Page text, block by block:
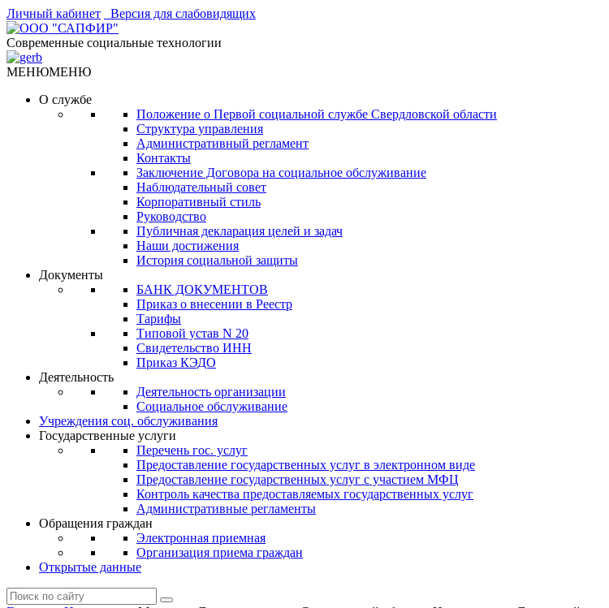
Личный кабинет Версия для слабовидящих
Современные социальные технологии
МЕНЮМЕНЮ
О службе
Положение о Первой социальной службе Свердловской области
Структура управления
Административный регламент
Контакты
Заключение Договора на социальное обслуживание
Наблюдательный совет
Корпоративный стиль
Руководство
Публичная декларация целей и задач
Наши достижения
История социальной защиты
Документы
БАНК ДОКУМЕНТОВ
Приказ о внесении в Реестр
Тарифы
Типовой устав N 20
Свидетельство ИНН
Приказ КЭДО
Деятельность
Деятельность организации
Социальное обслуживание
Учреждения соц. обслуживания
Государственные услуги
Перечень гос. услуг
Предоставление государственных услуг в электронном виде
Предоставление государственных услуг с участием МФЦ
Контроль качества предоставляемых государственных услуг
Административные регламенты
Обращения граждан
Электронная приемная
Организация приема граждан
Открытые данные